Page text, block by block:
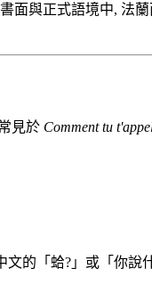
面與正式語境中, 法蘭
見於 Comment tu
文的「蛤?」或「你說